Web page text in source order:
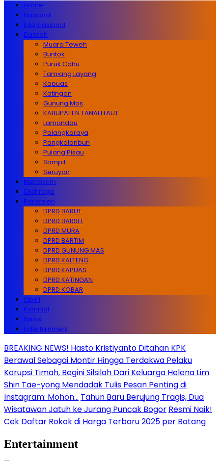
Home
Nasional
Internasional
Daerah
Muara Teweh
Buntok
Puruk Cahu
Tamiang Layang
Kapuas
Katingan
Gunung Mas
KABUPATEN TANAH LAUT
Lamandau
Palangkaraya
Pangkalanbun
Pulang Pisau
Sampit
Seruyan
Metrokrim
Olahraga
Parlemen
DPRD BARUT
DPRD BARSEL
DPRD MURA
DPRD BARTIM
DPRD GUNUNG MAS
DPRD KALTENG
DPRD KAPUAS
DPRD KATINGAN
DPRD KOBAR
Opini
Kriminal
Bisnis
Entertainment
BREAKING NEWS! Hasto Kristiyanto Ditahan KPK
Berawal Sebagai Montir Hingga Terdakwa Pelaku
Korupsi Timah, Begini Silsilah Dari Keluarga Helena Lim
Shin Tae-yong Mendadak Tulis Pesan Penting di
Instagram: Mohon… Tahun Baru Berujung Tragis, Dua
Wisatawan Jatuh ke Jurang Puncak Bogor Resmi Naik!
Cek Daftar Rokok di Harga Terbaru 2025 per Batang
Entertainment